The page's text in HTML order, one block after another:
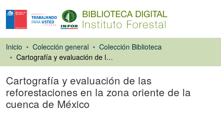
Inicio Colección general
Colección Biblioteca
Cartografía y evaluación de las reforestaciones en la zona oriente de la cuenca de México
Cartografía y evaluación de las
reforestaciones en la zona oriente de la
cuenca de México